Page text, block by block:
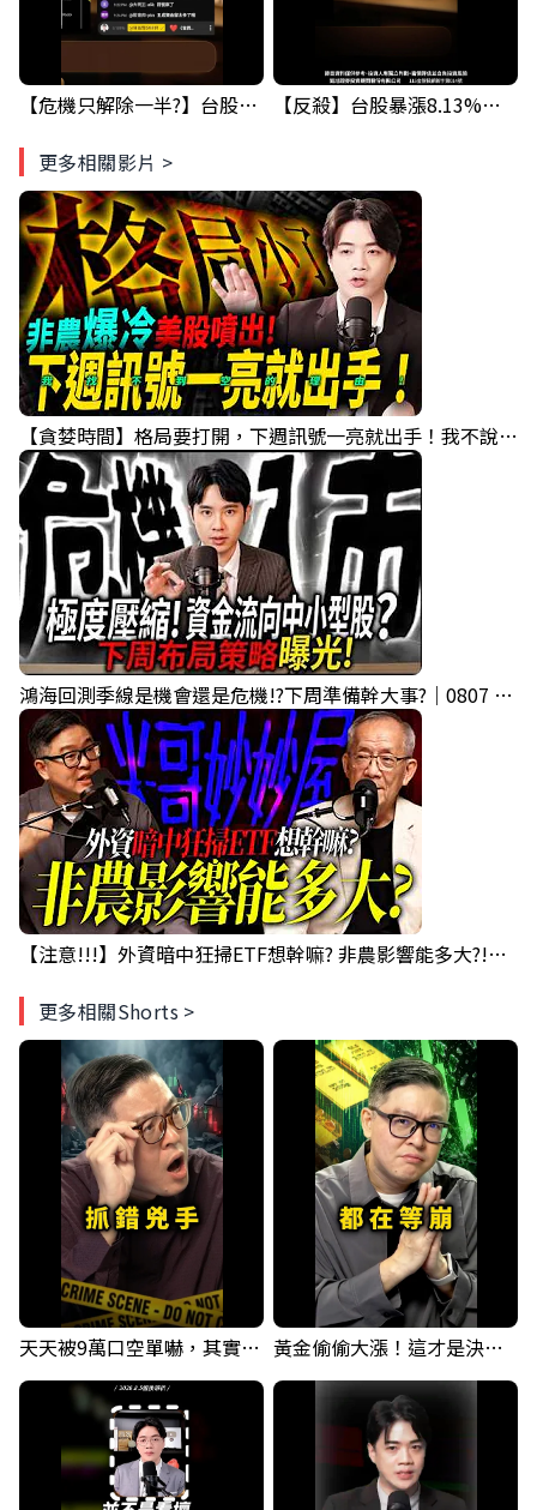
【危機只解除一半?】台股暴漲後別急追！量縮反彈藏隱憂
【反殺】台股暴漲8.13%！台積電漲停，清場後行情真的變了？
更多相關影片 >
【貪婪時間】格局要打開，下週訊號一亮就出手！我不說的話還真一堆人不知道！｜錢進大趨勢 Mr.智霖 陳 2026/08/08
鴻海回測季線是機會還是危機!?下周準備幹大事?｜0807 #3661 #2317 #2317鴻海
【注意!!!】外資暗中狂掃ETF想幹嘛? 非農影響能多大?!｜ Mr.永年 李 / Mr.JIMMY 高志銘 / 理財有夠跩
更多相關Shorts >
天天被9萬口空單嚇，其實你盯錯地方了｜Mr.Jimmy高志銘 #台股 #外資期貨 #融資 黃金偷偷大漲！這才是決定台股生死的「真風向球」！｜Mr.Jimmy高志銘 #黃金 #美元指數 #聯準會